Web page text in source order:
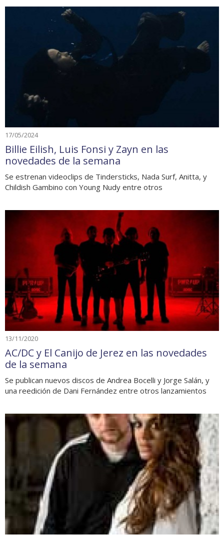
17/05/2024
Billie Eilish, Luis Fonsi y Zayn en las
novedades de la semana
Se estrenan videoclips de Tindersticks, Nada Surf, Anitta, y
Childish Gambino con Young Nudy entre otros
13/11/2020
AC/DC y El Canijo de Jerez en las novedades
de la semana
Se publican nuevos discos de Andrea Bocelli y Jorge Salán, y
una reedición de Dani Fernández entre otros lanzamientos